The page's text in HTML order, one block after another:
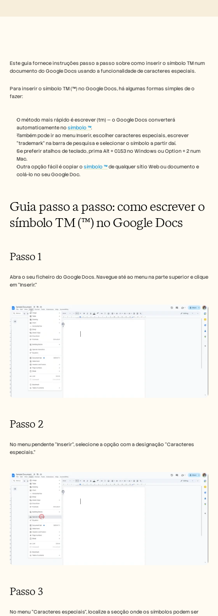
Este guia fornece instruções passo a passo sobre como inserir o símbolo TM num
documento do Google Docs usando a funcionalidade de caracteres especiais.
Para inserir o símbolo TM (™) no Google Docs, há algumas formas simples de o
fazer:
O método mais rápido é escrever (tm) — o Google Docs converterá
automaticamente no símbolo ™.
Também pode ir ao menu Inserir, escolher caracteres especiais, escrever
“trademark” na barra de pesquisa e selecionar o símbolo a partir daí.
Se preferir atalhos de teclado, prima Alt + 0153 no Windows ou Option + 2 num
Mac.
Outra opção fácil é copiar o símbolo ™ de qualquer sítio Web ou documento e
colá-lo no seu Google Doc.
Guia passo a passo: como escrever o
símbolo TM (™) no Google Docs
Passo 1
Abra o seu ficheiro do Google Docs. Navegue até ao menu na parte superior e clique
em “Inserir.”
Passo 2
No menu pendente “Inserir”, selecione a opção com a designação “Caracteres
especiais.”
Passo 3
No menu “Caracteres especiais”, localize a secção onde os símbolos podem ser
Histórias de clientes
Centro de Ajuda
Carreiras
Pré-venda
Marketing de Produto
Sucesso do Cliente
Formação